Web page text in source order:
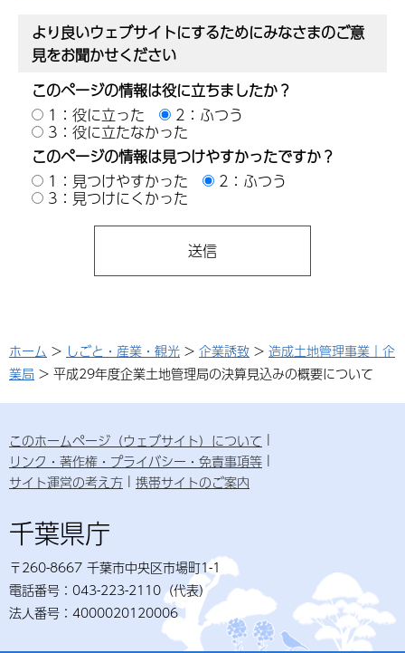
より良いウェブサイトにするためにみなさまのご意
見をお聞かせください
このページの情報は役に立ちましたか？
1：役に立った
2：ふつう
3：役に立たなかった
このページの情報は見つけやすかったですか？
1：見つけやすかった
2：ふつう
3：見つけにくかった
ホーム > しごと・産業・観光 > 企業誘致 > 造成土地管理事業｜企
業局 > 平成29年度企業土地管理局の決算見込みの概要について
このホームページ（ウェブサイト）について
リンク・著作権・プライバシー・免責事項等
サイト運営の考え方
携帯サイトのご案内
千葉県庁
〒260-8667 千葉市中央区市場町1-1
電話番号：043-223-2110（代表）
法人番号：4000020120006